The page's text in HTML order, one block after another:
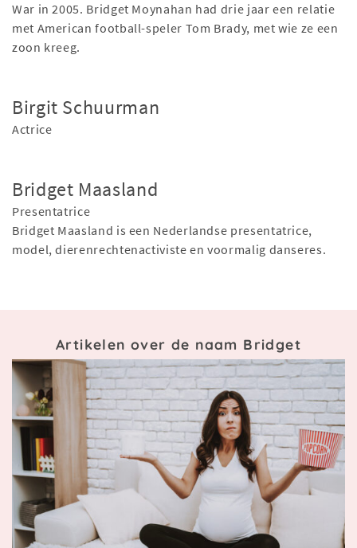
War in 2005. Bridget Moynahan had drie jaar een relatie
met American football-speler Tom Brady, met wie ze een
zoon kreeg.
Birgit Schuurman
Actrice
Bridget Maasland
Presentatrice
Bridget Maasland is een Nederlandse presentatrice,
model, dierenrechtenactiviste en voormalig danseres.
Artikelen over de naam Bridget